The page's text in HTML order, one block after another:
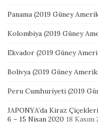
Panama (2019 Güney
Kolombiya (2019 Güney
Ekvador (2019 Güney
Bolivya (2019 Güney
Peru Cumhuriyeti (2019
JAPONYA’da Kiraz
6 – 15 Nisan 2020 18 Kasım